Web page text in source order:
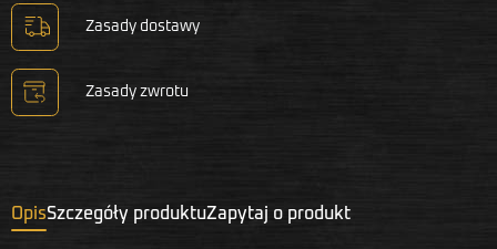
Zasady dostawy
Zasady zwrotu
OpisSzczegóły produktuZapytaj o produkt